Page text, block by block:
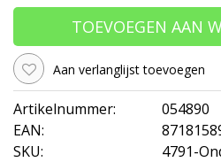
TOEVOEGEN AAN
Aan verlanglijst toevoegen
Artikelnummer:
054890
EAN:
SKU:
4791-